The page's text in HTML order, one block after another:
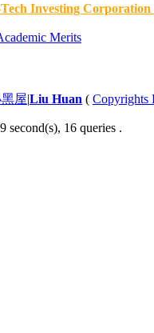
Investing
Merits
屋|Liu Huan ( Copyrights
second(s), 16 queries .